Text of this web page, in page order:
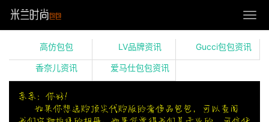
高仿包包 LV品牌资讯 Gucci包包资讯
香奈儿资讯 爱马仕包包资讯